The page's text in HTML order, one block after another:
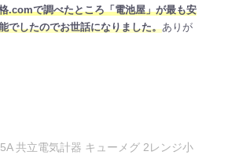
.comで調べたところ「電池屋」が最も安
でしたのでお世話になりました。ありが
共立電気計器 キューメグ 2レンジ小